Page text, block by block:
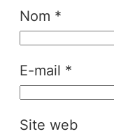
Nom *
E-mail *
Site web